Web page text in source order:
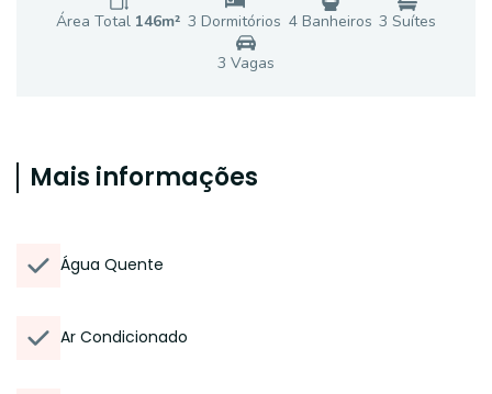
Área Total 146m² 3 Dormitórios 4Banheiros 3 Suítes
3 Vagas
Mais informações
Água Quente
Ar Condicionado